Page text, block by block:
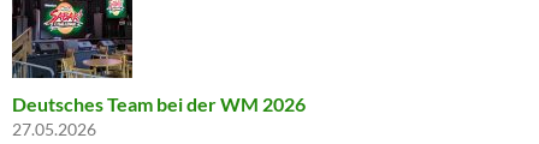
Deutsches Team bei der WM 2026
27.05.2026